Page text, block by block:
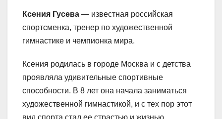
Ксения Гусева — известная российская
спортсменка, тренер по художественной
гимнастике и чемпионка мира.
Ксения родилась в городе Москва и с детства
проявляла удивительные спортивные
способности. В 8 лет она начала заниматься
художественной гимнастикой, и с тех пор этот